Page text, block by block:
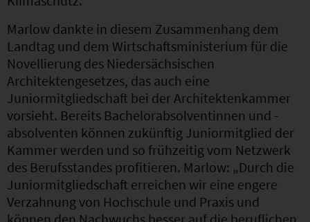
Marlow dankte in diesem Zusammenhang dem
Landtag und dem Wirtschaftsministerium für die
Novellierung des Niedersächsischen
Architektengesetzes, das auch eine
Juniormitgliedschaft bei der Architektenkammer
vorsieht. Bereits Bachelorabsolventinnen und -
absolventen können zukünftig Juniormitglied der
Kammer werden und so frühzeitig vom Netzwerk
des Berufsstandes profitieren. Marlow: „Durch die
Juniormitgliedschaft erreichen wir eine engere
Verzahnung von Hochschule und Praxis und